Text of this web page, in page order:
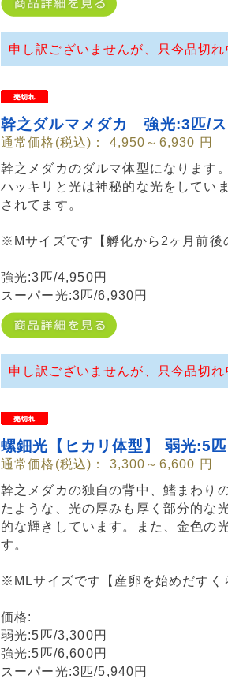
申し訳ございませんが、只今品切
幹之ダルマメダカ 強光:3匹/
通常価格(税込)： 4,950～6,930 円
幹之メダカのダルマ体型になります
ハッキリと光は神秘的な光をしてい
されてます。
※Mサイズです【孵化から2ヶ月前後
強光:3匹/4,950円
スーパー光:3匹/6,930円
申し訳ございませんが、只今品切
螺鈿光【ヒカリ体型】 弱光:5
通常価格(税込)： 3,300～6,600 円
幹之メダカの独自の背中、鰭まわり
たような、光の厚みも厚く部分的な
的な輝きしています。また、金色の
す。
※MLサイズです【産卵を始めだすく
価格:
弱光:5匹/3,300円
強光:5匹/6,600円
スーパー光:3匹/5,940円